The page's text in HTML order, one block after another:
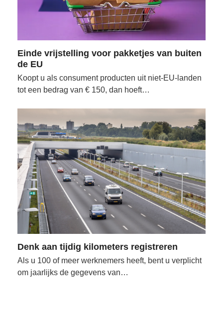
Einde vrijstelling voor pakketjes van buiten
de EU
Koopt u als consument producten uit niet-EU-landen
tot een bedrag van € 150, dan hoeft…
Denk aan tijdig kilometers registreren
Als u 100 of meer werknemers heeft, bent u verplicht
om jaarlijks de gegevens van…